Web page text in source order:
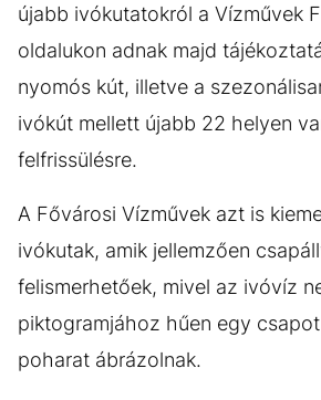
újabb ivókutatokról a Vízművek
oldalukon adnak majd
nyomós kút, illetve a
ivókút mellett újabb 22 helyen
felfrissülésre.
A Fővárosi Vízművek azt is
ivókutak, amik jellemzően
felismerhetőek, mivel az ivóvíz
piktogramjához hűen egy
poharat ábrázolnak.